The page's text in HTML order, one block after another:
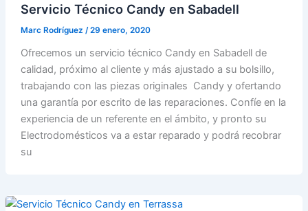
Servicio Técnico Candy en Sabadell
Marc Rodríguez /29 enero, 2020
Ofrecemos un servicio técnico Candy en Sabadell de
calidad, próximo al cliente y más ajustado a su bolsillo,
trabajando con las piezas originales Candy y ofertando
una garantía por escrito de las reparaciones. Confíe en la
experiencia de un referente en el ámbito, y pronto su
Electrodomésticos va a estar reparado y podrá recobrar
su